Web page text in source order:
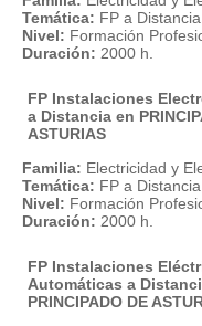
Temática: FP a Distancia
Nivel: Formación
Duración: 2000 h.
FP Instalaciones
a Distancia en
ASTURIAS
Familia: Electricidad y
Temática: FP a Distancia
Nivel: Formación
Duración: 2000 h.
FP Instalaciones
Automáticas a
PRINCIPADO DE